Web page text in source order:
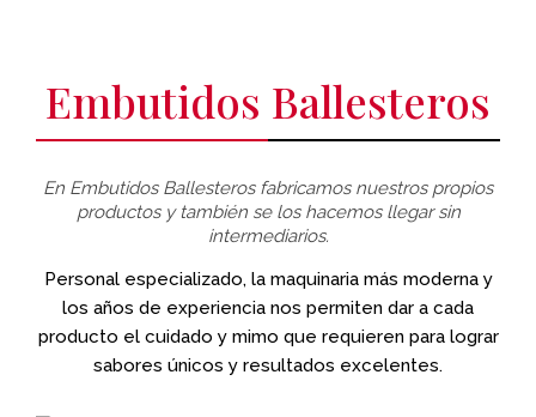
Embutidos Ballesteros
En Embutidos Ballesteros fabricamos nuestros propios
productos y también se los hacemos llegar sin
intermediarios.
Personal especializado, la maquinaria más moderna y
los años de experiencia nos permiten dar a cada
producto el cuidado y mimo que requieren para lograr
sabores únicos y resultados excelentes.